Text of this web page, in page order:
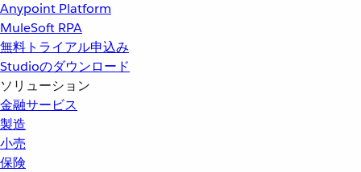
Anypoint Platform
MuleSoft RPA
無料トライアル申込み
Studioのダウンロード
ソリューション
金融サービス
製造
小売
保険